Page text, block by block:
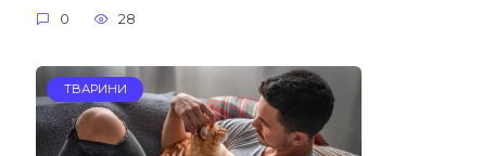
0 28
ТВАРИНИ